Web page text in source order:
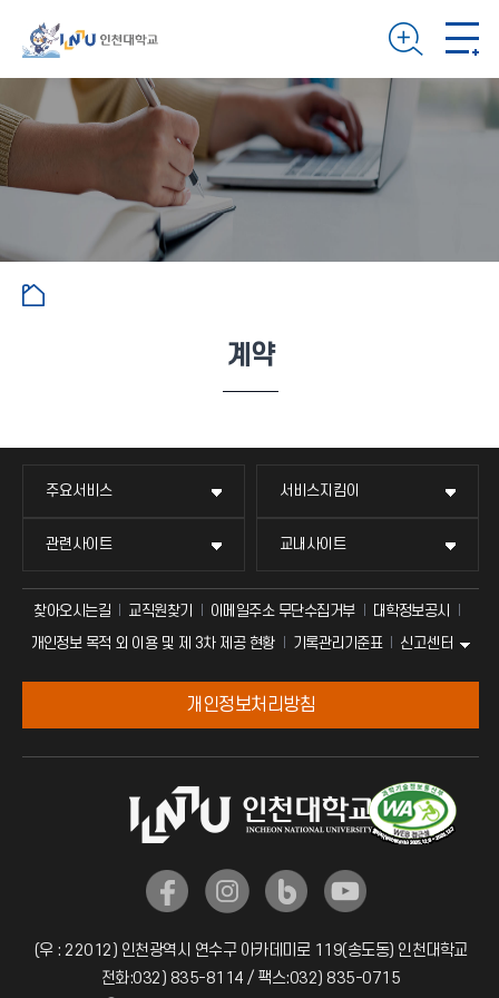
계약
주요서비스 서비스지킴이
관련사이트 교내사이트
찾아오시는길 교직원찾기 이메일주소 무단수집거부
대학정보공시
개인정보 목적 외 이용 및 제 3차 제공 현황
기록관리기준표 신고센터
개인정보처리방침
(우 : 22012) 인천광역시 연수구 아카데미로 119(송도동) 인천대학교
전화:032) 835-8114 / 팩스:032) 835-0715